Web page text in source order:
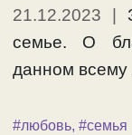
21.12.2023 |
семье. О
данном
#любовь, #семья